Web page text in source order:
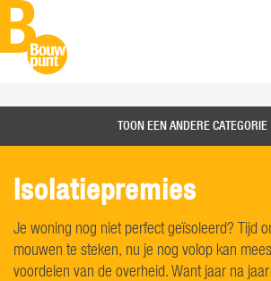
TOON EEN ANDERE CATEGORIE
Isolatiepremies
Je woning nog niet perfect geïsoleerd? Tijd
mouwen te steken, nu je nog volop kan
voordelen van de overheid. Want jaar na